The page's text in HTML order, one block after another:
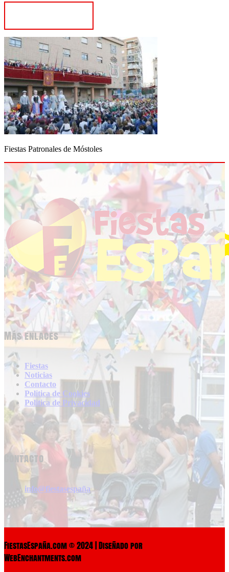
Fiestas Patronales de Móstoles
Más enlaces
Fiestas
Noticias
Contacto
Politica de Cookies
Politica de Privacidad
Contacto
info@fiestasespaña
FiestasEspaña.com © 2024 | Diseñado por
WebEnchantments.com